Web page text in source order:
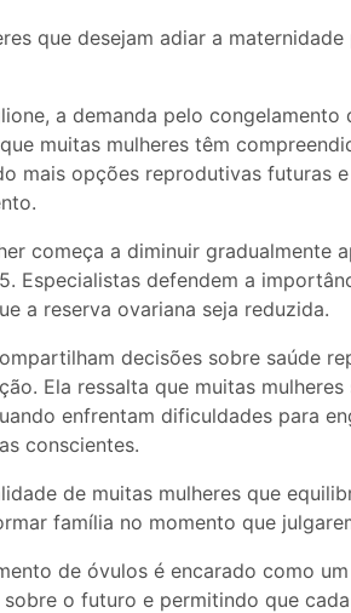
que desejam adiar a
a demanda pelo congelamento
muitas mulheres têm
mais opções reprodutivas futuras
começa a diminuir gradualmente
Especialistas defendem a
a reserva ovariana seja reduzida.
decisões sobre saúde
Ela ressalta que muitas
enfrentam dificuldades para
conscientes.
de muitas mulheres que
família no momento que
de óvulos é encarado como
o futuro e permitindo que